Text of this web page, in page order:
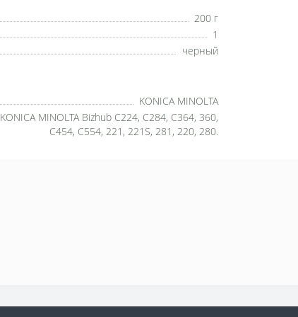
200 г
1
черный
KONICA MINOLTA
KONICA MINOLTA Bizhub C224, C284, C364, 360,
C454, C554, 221, 221S, 281, 220, 280.